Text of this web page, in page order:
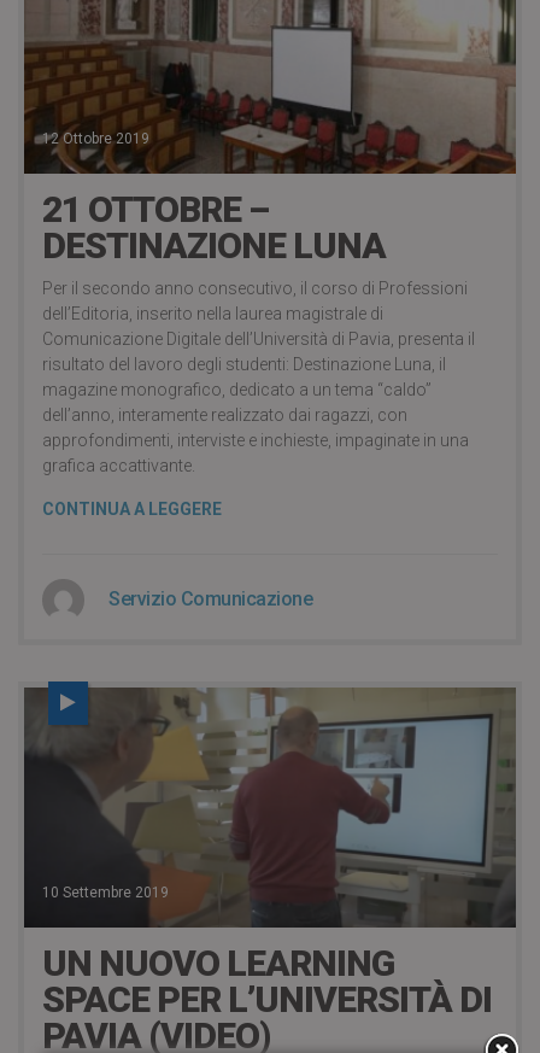
12 Ottobre 2019
21 OTTOBRE –
DESTINAZIONE LUNA
Per il secondo anno consecutivo, il corso di Professioni
dell’Editoria, inserito nella laurea magistrale di
Comunicazione Digitale dell’Università di Pavia, presenta il
risultato del lavoro degli studenti: Destinazione Luna, il
magazine monografico, dedicato a un tema “caldo”
dell’anno, interamente realizzato dai ragazzi, con
approfondimenti, interviste e inchieste, impaginate in una
grafica accattivante.
CONTINUA A LEGGERE
Servizio Comunicazione
10 Settembre 2019
UN NUOVO LEARNING
SPACE PER L’UNIVERSITÀ DI
PAVIA (VIDEO)